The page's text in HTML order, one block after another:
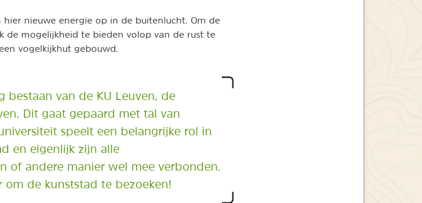
nieuwe energie op in de buitenlucht. Om de
de mogelijkheid te bieden volop van de rust te
vogelkijkhut gebouwd.
van de KU Leuven, de
Dit gaat gepaard met tal van
speelt een belangrijke rol in
en eigenlijk zijn alle
of andere manier wel mee verbonden.
de kunststad te bezoeken!